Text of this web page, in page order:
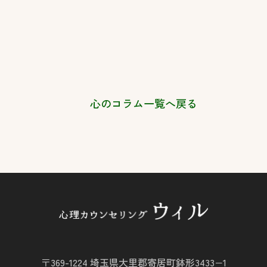
心のコラム一覧へ戻る
〒369-1224 埼玉県大里郡寄居町鉢形3433−1